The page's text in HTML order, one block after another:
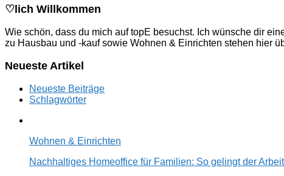
♡lich Willkommen
Wie schön, dass du mich auf topE besuchst. Ich wünsche dir
zu Hausbau und -kauf sowie Wohnen & Einrichten stehen hier
Neueste Artikel
Neueste Beiträge
Schlagwörter
Wohnen & Einrichten
Nachhaltiges Homeoffice für Familien: So gelingt der